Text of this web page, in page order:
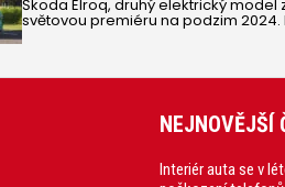
Škoda Elroq, druhý elektrický model
světovou premiéru na podzim 2024.
slibuje zavazadlový prostor o
NEJNOVĚJŠÍ
Interiér auta se v